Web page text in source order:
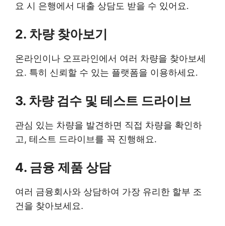
요 시 은행에서 대출 상담도 받을 수 있어요.
2. 차량 찾아보기
온라인이나 오프라인에서 여러 차량을 찾아보세
요. 특히 신뢰할 수 있는 플랫폼을 이용하세요.
3. 차량 검수 및 테스트 드라이브
관심 있는 차량을 발견하면 직접 차량을 확인하
고, 테스트 드라이브를 꼭 진행해요.
4. 금융 제품 상담
여러 금융회사와 상담하여 가장 유리한 할부 조
건을 찾아보세요.